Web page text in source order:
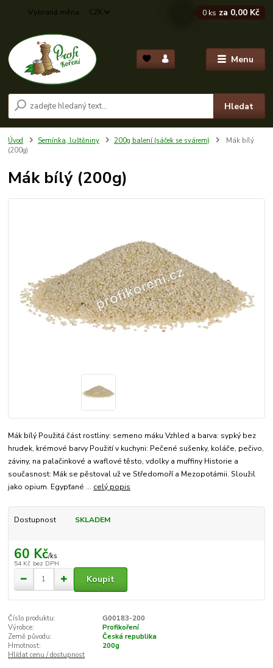
Menu
CZK
Hledat
0 ks za 0,00 Kč
Úvod Semínka, luštěniny 200g balení (sáček se svárem)
Mák bílý
(200g)
Mák bílý (200g)
Mák bílý Použitá část rostliny: semeno máku Vzhled a barva: sypký bez
hrudek, krémové barvy Použití v kuchyni: Pečené sušenky, koláče, pečivo,
záviny, na palačinkové a waflové těsto, vdolky a muffiny Historie a
současnost: Mák se pěstoval už ve Středomoří a Mezopotámii. Sloužil
jako opium. Egypťané ... celý popis
Dostupnost SKLADEM
60 Kč/ks
54 Kč bez DPH
Koupit
Číslo produktu:
G00183-200
Výrobce:
Profikoření
Země původu:
Česká republika
Hmotnost:
200g
Hlídat cenu / dostupnost